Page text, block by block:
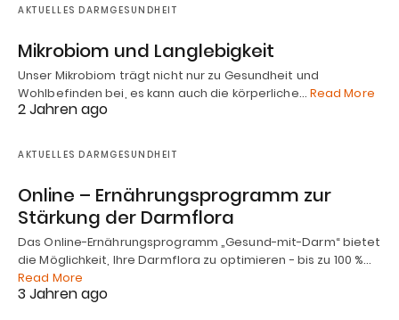
AKTUELLES DARMGESUNDHEIT
Mikrobiom und Langlebigkeit
Unser Mikrobiom trägt nicht nur zu Gesundheit und
Wohlbefinden bei, es kann auch die körperliche… Read More
2 Jahren ago
AKTUELLES DARMGESUNDHEIT
Online – Ernährungsprogramm zur
Stärkung der Darmflora
Das Online-Ernährungsprogramm „Gesund-mit-Darm“ bietet
die Möglichkeit, Ihre Darmflora zu optimieren - bis zu 100 %…
Read More
3 Jahren ago